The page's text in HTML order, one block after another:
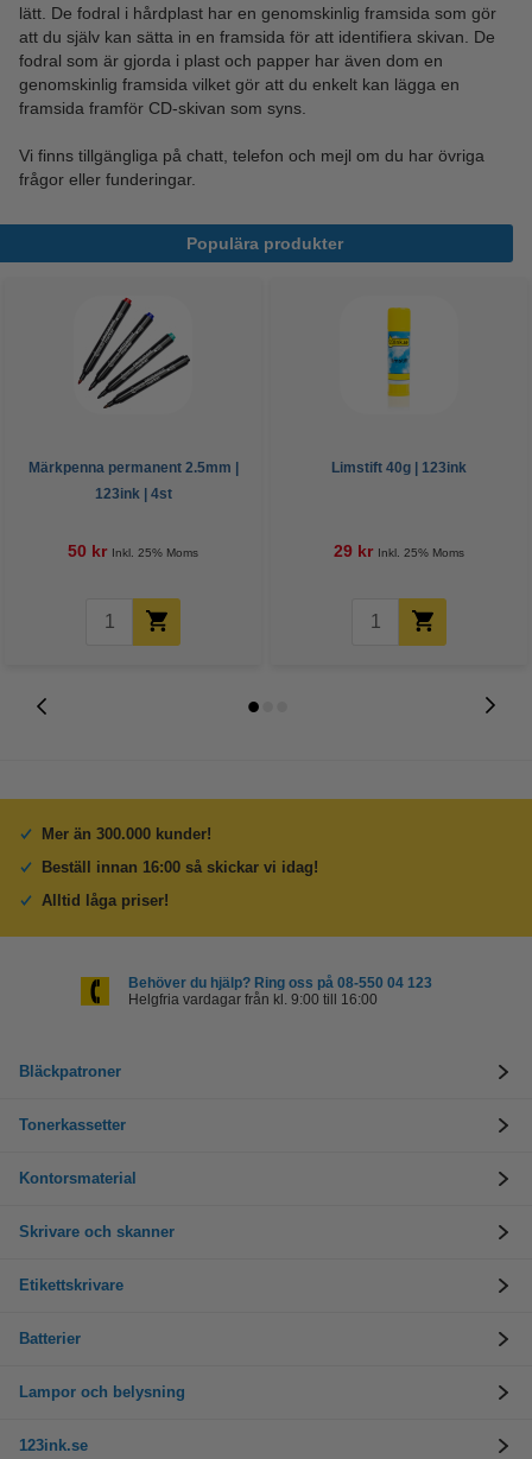
lätt. De fodral i hårdplast har en genomskinlig framsida som gör
att du själv kan sätta in en framsida för att identifiera skivan. De
fodral som är gjorda i plast och papper har även dom en
genomskinlig framsida vilket gör att du enkelt kan lägga en
framsida framför CD-skivan som syns.
Vi finns tillgängliga på chatt, telefon och mejl om du har övriga
frågor eller funderingar.
Populära produkter
Märkpenna permanent 2.5mm |
123ink | 4st
50 kr Inkl. 25% Moms
Limstift 40g | 123ink
29 kr Inkl. 25% Moms
Mer än 300.000 kunder!
Beställ innan 16:00 så skickar vi idag!
Alltid låga priser!
Behöver du hjälp? Ring oss på 08-550 04 123
Helgfria vardagar från kl. 9:00 till 16:00
Bläckpatroner
Tonerkassetter
Kontorsmaterial
Skrivare och skanner
Etikettskrivare
Batterier
Lampor och belysning
123ink.se